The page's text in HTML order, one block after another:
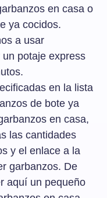
en casa o
ya cocidos.
a usar
potaje express
en la lista
de bote ya
en casa,
las cantidades
y el enlace a la
garbanzos. De
aquí un pequeño